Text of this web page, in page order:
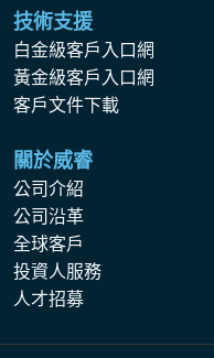
技術支援
白金級客戶入口網
黃金級客戶入口網
客戶文件下載
關於威睿
公司介紹
公司沿革
全球客戶
投資人服務
人才招募